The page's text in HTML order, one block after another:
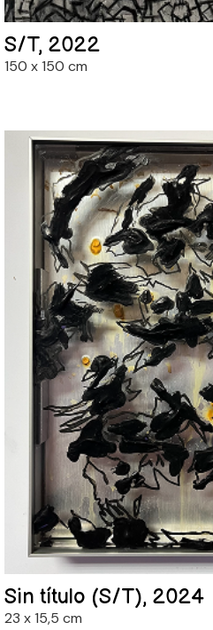
S/T, 2022
150 x 150 cm
Sin título (S/T), 2024
23 x 15,5 cm